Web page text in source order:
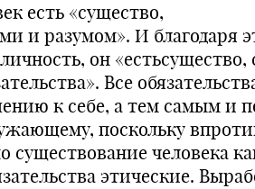
есть «существо,
и разумом». И благодаря
он «естьсущество,
Все
к себе, а тем самым и
поскольку
существование человека
этические.